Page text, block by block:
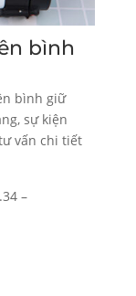
bình
bình giữ
sự kiện
tư vấn chi tiết
–